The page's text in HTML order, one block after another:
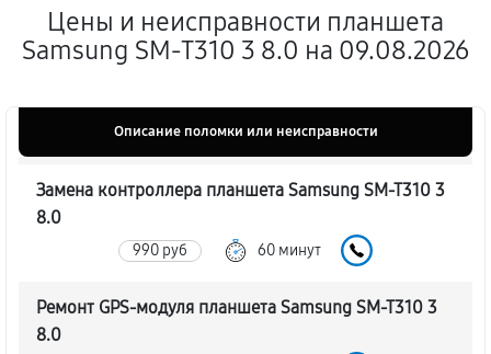
Цены и неисправности планшета
Samsung SM-T310 3 8.0 на 09.08.2026
Описание поломки или неисправности
Замена контроллера планшета Samsung SM-T310 3
8.0
990 руб 60 минут
Ремонт GPS-модуля планшета Samsung SM-T310 3
8.0